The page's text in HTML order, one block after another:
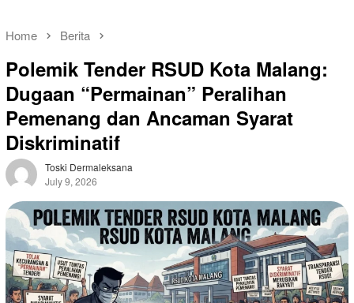
Home Berita
Polemik Tender RSUD Kota Malang:
Dugaan “Permainan” Peralihan
Pemenang dan Ancaman Syarat
Diskriminatif
Toski Dermaleksana
July 9, 2026